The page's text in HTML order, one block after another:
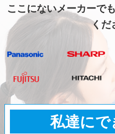
ここにないメーカーで
くだ
私達にで